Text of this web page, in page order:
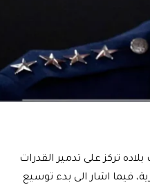
تركز على تدمير القدرات
فيما اشار الى بدء توسيع